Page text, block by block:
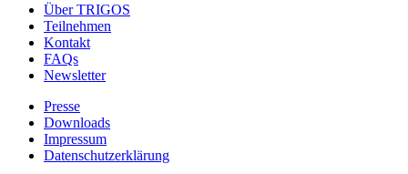
Über TRIGOS
Teilnehmen
Kontakt
FAQs
Newsletter
Presse
Downloads
Impressum
Datenschutzerklärung